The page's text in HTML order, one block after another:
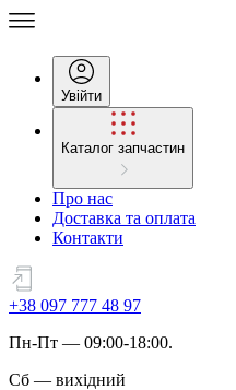
Увійти
Каталог запчастин
Про нас
Доставка та оплата
Контакти
+38 097 777 48 97
Пн-Пт — 09:00-18:00.
Сб — вихідний